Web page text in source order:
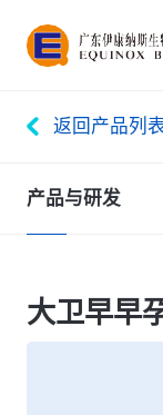
返回产品列
产品与研发
大卫早早